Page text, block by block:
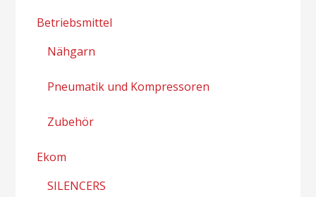
Betriebsmittel
Nähgarn
Pneumatik und Kompressoren
Zubehör
Ekom
SILENCERS